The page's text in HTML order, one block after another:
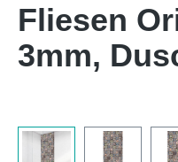
Fliesen
3mm,